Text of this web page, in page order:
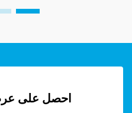
احصل على